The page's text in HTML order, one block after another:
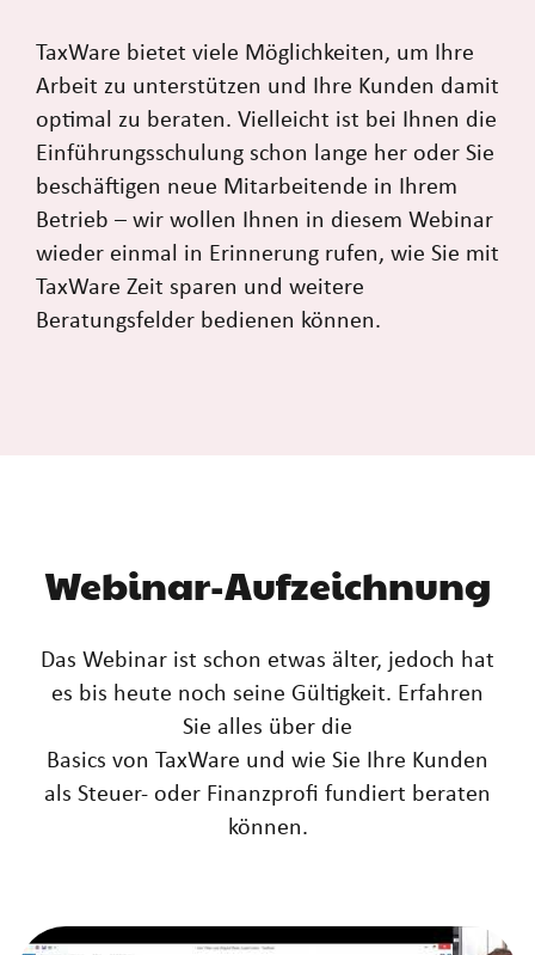
TaxWare bietet viele Möglichkeiten, um Ihre
Arbeit zu unterstützen und Ihre Kunden damit
optimal zu beraten. Vielleicht ist bei Ihnen die
Einführungsschulung schon lange her oder Sie
beschäftigen neue Mitarbeitende in Ihrem
Betrieb – wir wollen Ihnen in diesem Webinar
wieder einmal in Erinnerung rufen, wie Sie mit
TaxWare Zeit sparen und weitere
Beratungsfelder bedienen können.
Webinar-Aufzeichnung
Das Webinar ist schon etwas älter, jedoch hat
es bis heute noch seine Gültigkeit. Erfahren
Sie alles über die
Basics von TaxWare und wie Sie Ihre Kunden
als Steuer- oder Finanzprofi fundiert beraten
können.